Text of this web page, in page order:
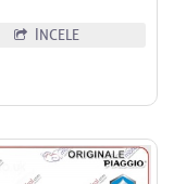
İNCELE